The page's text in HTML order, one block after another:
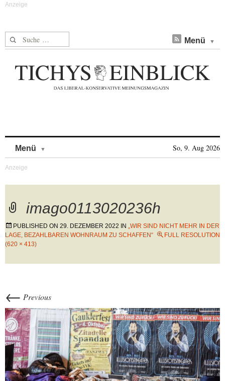
Suche nach: Menü
Menü So, 9. Aug 2026
imago0113020236h
PUBLISHED ON 29. DEZEMBER 2022 IN „WIR SIND NICHT MEHR IN DER
LAGE, BEZAHLBAREN WOHNRAUM ZU SCHAFFEN“
FULL RESOLUTION
(620 × 413)
← Previous